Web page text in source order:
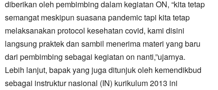
diberikan oleh pembimbing dalam kegiatan ON, “kita tetap
semangat meskipun suasana pandemic tapi kita tetap
melaksanakan protocol kesehatan covid, kami disini
langsung praktek dan sambil menerima materi yang baru
dari pembimbing sebagai kegiatan on nanti,”ujarnya.
Lebih lanjut, bapak yang juga ditunjuk oleh kemendikbud
sebagai instruktur nasional (IN) kurikulum 2013 ini